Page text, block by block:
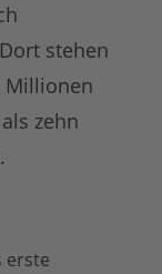
stehen
Millionen
zehn
erste